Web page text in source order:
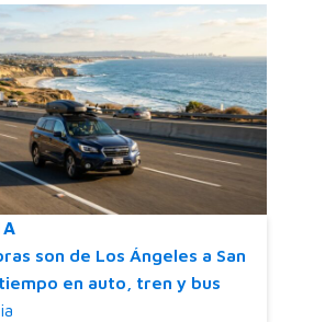
son de Los Ángeles a San
en auto, tren y bus